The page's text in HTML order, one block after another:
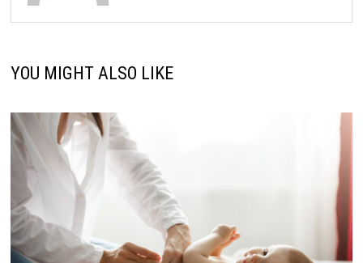
YOU MIGHT ALSO LIKE